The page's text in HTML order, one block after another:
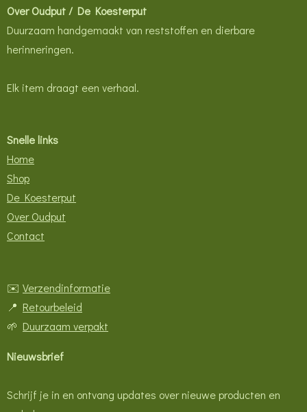
Over Oudput / De Koesterput
Duurzaam handgemaakt van reststoffen en dierbare
herinneringen.
Elk item draagt een verhaal.
Snelle links
Home
Shop
De Koesterput
Over Oudput
Contact
✉️ Verzendinformatie
📍 Retourbeleid
🌱 Duurzaam verpakt
Nieuwsbrief
Schrijf je in en ontvang updates over nieuwe producten en